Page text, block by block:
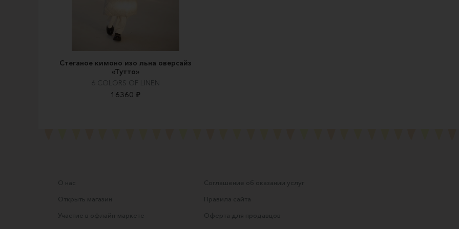
Стеганое кимоно изо льна оверсайз
«Тутто»
6 COLORS OF LINEN
16360 ₽
О нас
Открыть магазин
Участие в офлайн-маркете
Соглашение об оказании услуг
Правила сайта
Оферта для продавцов